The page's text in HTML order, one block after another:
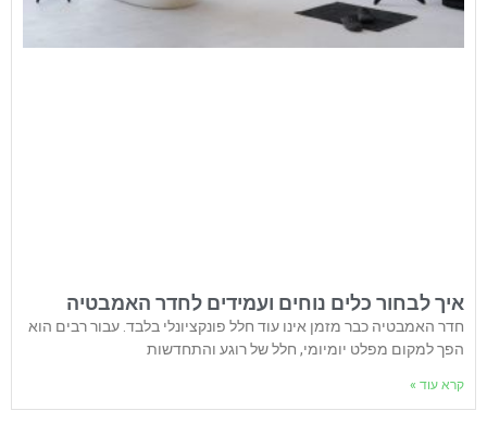
איך לבחור כלים נוחים ועמידים לחדר האמבטיה
חדר האמבטיה כבר מזמן אינו עוד חלל פונקציונלי בלבד. עבור רבים הוא
הפך למקום מפלט יומיומי, חלל של רוגע והתחדשות
קרא עוד »